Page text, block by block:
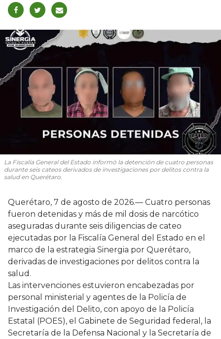
La Fiscalía General del Estado informó la detención de cuatro personas
durante seis cateos derivados de investigaciones por delitos contra la
salud en Querétaro.
Querétaro, 7 de agosto de 2026.— Cuatro personas
fueron detenidas y más de mil dosis de narcótico
aseguradas durante seis diligencias de cateo
ejecutadas por la Fiscalía General del Estado en el
marco de la estrategia Sinergia por Querétaro,
derivadas de investigaciones por delitos contra la
salud.
Las intervenciones estuvieron encabezadas por
personal ministerial y agentes de la Policía de
Investigación del Delito, con apoyo de la Policía
Estatal (POES), el Gabinete de Seguridad federal, la
Secretaría de la Defensa Nacional y la Secretaría de